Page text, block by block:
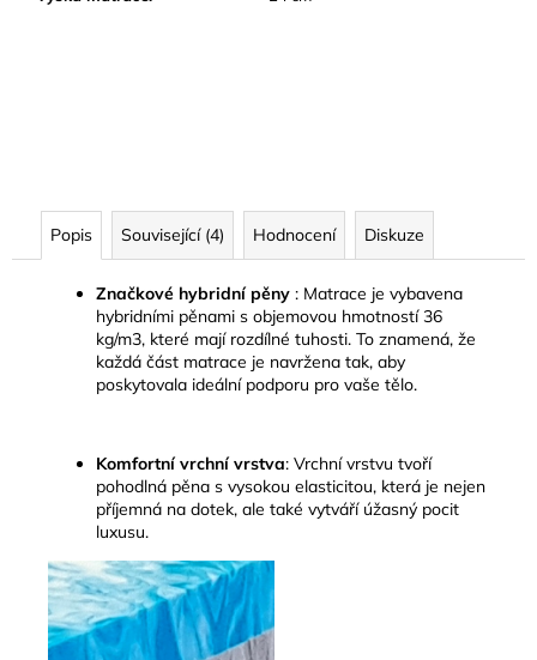
Popis Související (4) Hodnocení Diskuze
Značkové hybridní pěny : Matrace je vybavena
hybridními pěnami s objemovou hmotností 36
kg/m3, které mají rozdílné tuhosti. To znamená, že
každá část matrace je navržena tak, aby
poskytovala ideální podporu pro vaše tělo.
Komfortní vrchní vrstva: Vrchní vrstvu tvoří
pohodlná pěna s vysokou elasticitou, která je nejen
příjemná na dotek, ale také vytváří úžasný pocit
luxusu.